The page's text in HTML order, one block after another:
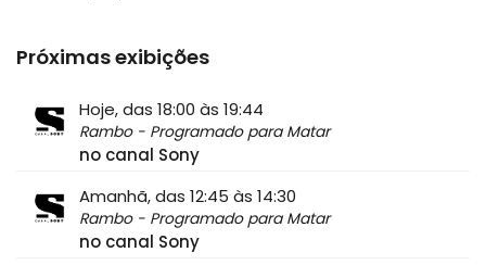
Próximas exibições
Hoje, das 18:00 às 19:44
Rambo - Programado para Matar
no canal Sony
Amanhã, das 12:45 às 14:30
Rambo - Programado para Matar
no canal Sony